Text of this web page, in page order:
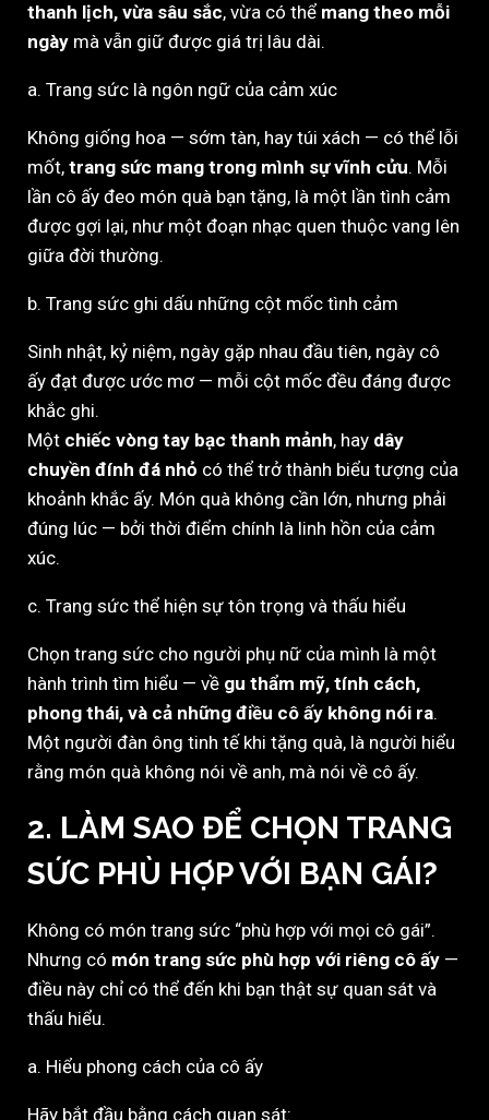
thanh lịch, vừa sâu sắc, vừa có thể mang theo mỗi
ngày mà vẫn giữ được giá trị lâu dài.
a. Trang sức là ngôn ngữ của cảm xúc
Không giống hoa — sớm tàn, hay túi xách — có thể lỗi
mốt, trang sức mang trong mình sự vĩnh cửu. Mỗi
lần cô ấy đeo món quà bạn tặng, là một lần tình cảm
được gợi lại, như một đoạn nhạc quen thuộc vang lên
giữa đời thường.
b. Trang sức ghi dấu những cột mốc tình cảm
Sinh nhật, kỷ niệm, ngày gặp nhau đầu tiên, ngày cô
ấy đạt được ước mơ — mỗi cột mốc đều đáng được
khắc ghi.
Một chiếc vòng tay bạc thanh mảnh, hay dây
chuyền đính đá nhỏ có thể trở thành biểu tượng của
khoảnh khắc ấy. Món quà không cần lớn, nhưng phải
đúng lúc — bởi thời điểm chính là linh hồn của cảm
xúc.
c. Trang sức thể hiện sự tôn trọng và thấu hiểu
Chọn trang sức cho người phụ nữ của mình là một
hành trình tìm hiểu — về gu thẩm mỹ, tính cách,
phong thái, và cả những điều cô ấy không nói ra.
Một người đàn ông tinh tế khi tặng quà, là người hiểu
rằng món quà không nói về anh, mà nói về cô ấy.
2. LÀM SAO ĐỂ CHỌN TRANG
SỨC PHÙ HỢP VỚI BẠN GÁI?
Không có món trang sức “phù hợp với mọi cô gái”.
Nhưng có món trang sức phù hợp với riêng cô ấy —
điều này chỉ có thể đến khi bạn thật sự quan sát và
thấu hiểu.
a. Hiểu phong cách của cô ấy
Hãy bắt đầu bằng cách quan sát: